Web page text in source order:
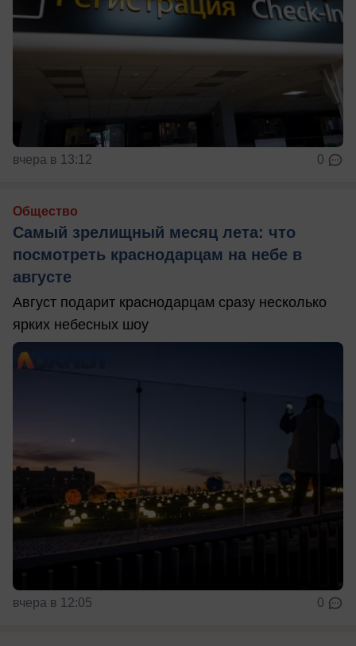
вчера в 13:12 0
Общество
Самый зрелищный месяц лета: что
посмотреть краснодарцам на небе в
августе
Август подарит краснодарцам сразу несколько
ярких небесных шоу
вчера в 12:05 0